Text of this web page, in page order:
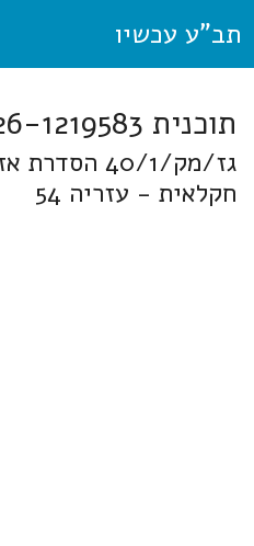
תב"ע עכשיו
תוכנית 426-1219583 גזר
גז/מק/40/1
חקלאית - עזריה 54